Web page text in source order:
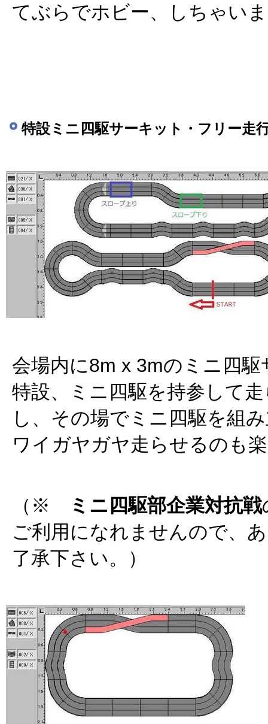
てぶらでホビー、しちゃい
特設ミニ四駆サーキット・フリー走
会場内に8m x 3mのミニ四
特設、ミニ四駆を持参して
し、その場でミニ四駆を組
ワイガヤガヤ走らせるのも
（※ ミニ四駆部企業対抗戦
ご利用になれませんので、
了承下さい。）